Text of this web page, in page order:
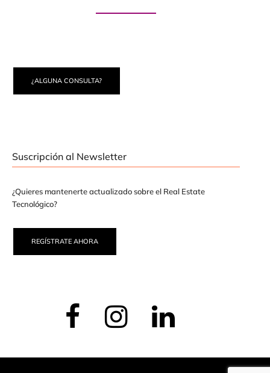
¿ALGUNA CONSULTA?
Suscripción al Newsletter
¿Quieres mantenerte actualizado sobre el Real Estate
Tecnológico?
REGÍSTRATE AHORA